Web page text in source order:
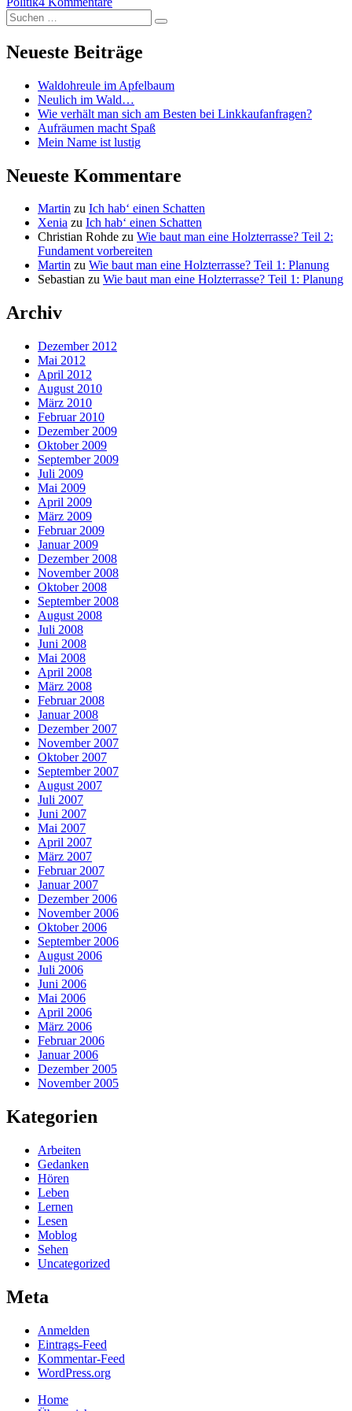
zur
Wahl?
Suchen
nach:
Suchen
Neueste Beiträge
Waldohreule im Apfelbaum
Neulich im Wald…
Wie verhält man sich am Besten bei Linkkaufanfragen?
Aufräumen macht Spaß
Mein Name ist lustig
Neueste Kommentare
Martin zu Ich hab‘ einen Schatten
Xenia zu Ich hab‘ einen Schatten
Christian Rohde zu Wie baut man eine Holzterrasse? Teil 2:
Fundament vorbereiten
Martin zu Wie baut man eine Holzterrasse? Teil 1: Planung
Sebastian zu Wie baut man eine Holzterrasse? Teil 1: Planung
Archiv
Dezember 2012
Mai 2012
April 2012
August 2010
März 2010
Februar 2010
Dezember 2009
Oktober 2009
September 2009
Juli 2009
Mai 2009
April 2009
März 2009
Februar 2009
Januar 2009
Dezember 2008
November 2008
Oktober 2008
September 2008
August 2008
Juli 2008
Juni 2008
Mai 2008
April 2008
März 2008
Februar 2008
Januar 2008
Dezember 2007
November 2007
Oktober 2007
September 2007
August 2007
Juli 2007
Juni 2007
Mai 2007
April 2007
März 2007
Februar 2007
Januar 2007
Dezember 2006
November 2006
Oktober 2006
September 2006
August 2006
Juli 2006
Juni 2006
Mai 2006
April 2006
März 2006
Februar 2006
Januar 2006
Dezember 2005
November 2005
Kategorien
Arbeiten
Gedanken
Hören
Leben
Lernen
Lesen
Moblog
Sehen
Uncategorized
Meta
Anmelden
Eintrags-Feed
Kommentar-Feed
WordPress.org
Home